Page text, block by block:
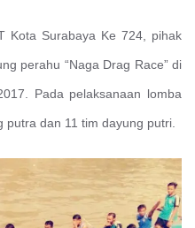
Kota Surabaya Ke 724, pihak
perahu “Naga Drag Race” di
Pada pelaksanaan lomba
putra dan 11 tim dayung putri.